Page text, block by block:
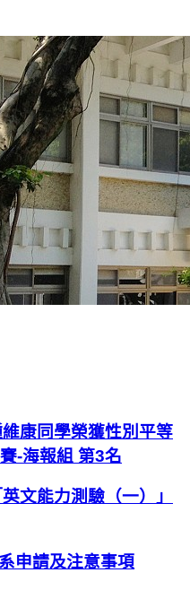
康同學榮獲性別平等
-海報組 第3名
文能力測驗（一）」
申請及注意事項